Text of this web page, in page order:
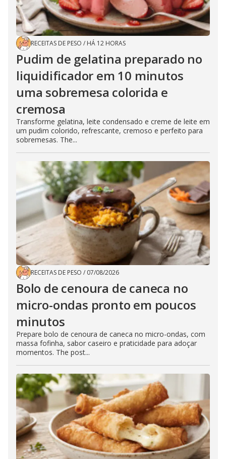
RECEITAS DE PESO / HÁ 12 HORAS
Pudim de gelatina preparado no
liquidificador em 10 minutos
uma sobremesa colorida e
cremosa
Transforme gelatina, leite condensado e creme de leite em
um pudim colorido, refrescante, cremoso e perfeito para
sobremesas. The...
RECEITAS DE PESO / 07/08/2026
Bolo de cenoura de caneca no
micro-ondas pronto em poucos
minutos
Prepare bolo de cenoura de caneca no micro-ondas, com
massa fofinha, sabor caseiro e praticidade para adoçar
momentos. The post...